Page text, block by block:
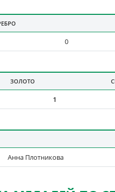
0
ЗОЛОТО
1
Анна Плотникова